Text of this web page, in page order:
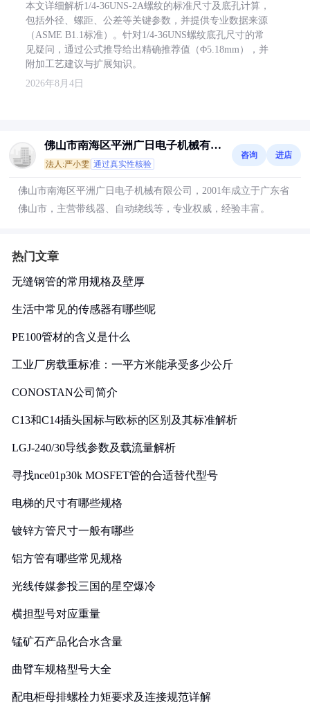
本文详细解析1/4-36UNS-2A螺纹的标准尺寸及底孔计算，
包括外径、螺距、公差等关键参数，并提供专业数据来源
（ASME B1.1标准）。针对1/4-36UNS螺纹底孔尺寸的常
见疑问，通过公式推导给出精确推荐值（Φ5.18mm），并
附加工艺建议与扩展知识。
2026年8月4日
佛山市南海区平洲广日电子机械有限
公司
法人:严小雯 通过真实性核验
咨询 进店
佛山市南海区平洲广日电子机械有限公司，2001年成立于广东省
佛山市，主营带线器、自动绕线等，专业权威，经验丰富。
热门文章
无缝钢管的常用规格及壁厚
生活中常见的传感器有哪些呢
PE100管材的含义是什么
工业厂房载重标准：一平方米能承受多少公斤
CONOSTAN公司简介
C13和C14插头国标与欧标的区别及其标准解析
LGJ-240/30导线参数及载流量解析
寻找nce01p30k MOSFET管的合适替代型号
电梯的尺寸有哪些规格
镀锌方管尺寸一般有哪些
铝方管有哪些常见规格
光线传媒参投三国的星空爆冷
横担型号对应重量
锰矿石产品化合水含量
曲臂车规格型号大全
配电柜母排螺栓力矩要求及连接规范详解